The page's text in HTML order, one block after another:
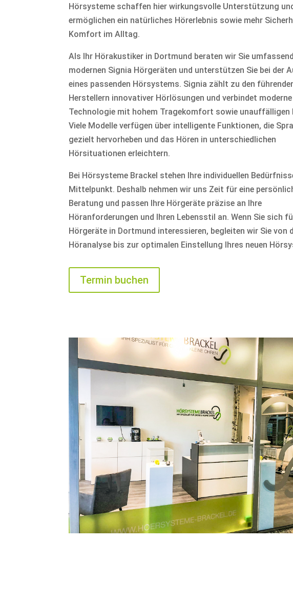
Hörsysteme schaffen hier wirkungsvolle Unterstützung
ermöglichen ein natürliches Hörerlebnis sowie mehr
Komfort im Alltag.
Als Ihr Hörakustiker in Dortmund beraten wir Sie
modernen Signia Hörgeräten und unterstützen Sie bei der
eines passenden Hörsystems. Signia zählt zu den
Herstellern innovativer Hörlösungen und verbindet moderne
Technologie mit hohem Tragekomfort sowie unauffälligen
Viele Modelle verfügen über intelligente Funktionen, die
gezielt hervorheben und das Hören in unterschiedlichen
Hörsituationen erleichtern.
Bei Hörsysteme Brackel stehen Ihre individuellen
Mittelpunkt. Deshalb nehmen wir uns Zeit für eine
Beratung und passen Ihre Hörgeräte präzise an Ihre
Höranforderungen und Ihren Lebensstil an. Wenn Sie sich
Hörgeräte in Dortmund interessieren, begleiten wir Sie von
Höranalyse bis zur optimalen Einstellung Ihres neuen
Termin buchen